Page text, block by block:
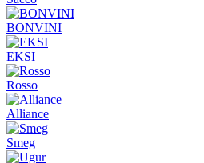
BONVINI
EKSI
Rosso
Alliance
Smeg